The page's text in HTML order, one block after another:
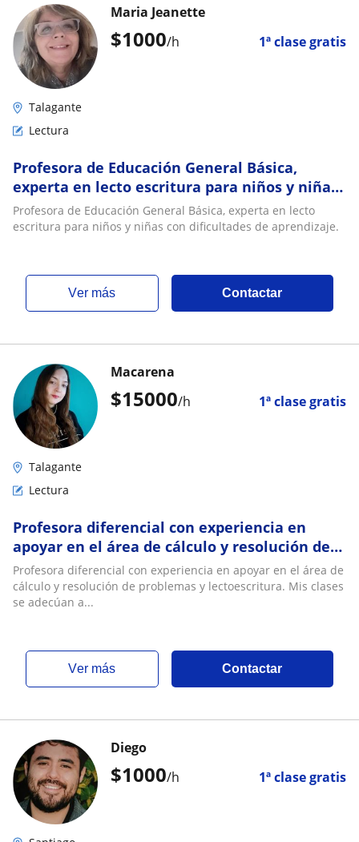
$1000/h 1ª clase gratis
Maria Jeanette
Talagante
Lectura
Profesora de Educación General Básica,
experta en lecto escritura para niños y niñas
con dificultades de aprendizaje
Profesora de Educación General Básica, experta en lecto
escritura para niños y niñas con dificultades de aprendizaje.
ver más Contactar
$15000/h 1ª clase gratis
Macarena
Talagante
Lectura
Profesora diferencial con experiencia en
apoyar en el área de cálculo y resolución de
problemas y lectoescritura. Mis clases se
adecúan a cada estudiante, a sus
características y necesidades de apoyo
Profesora diferencial con experiencia en apoyar en el área de
cálculo y resolución de problemas y lectoescritura. Mis clases
se adecúan a...
ver más Contactar
$1000/h 1ª clase gratis
Diego